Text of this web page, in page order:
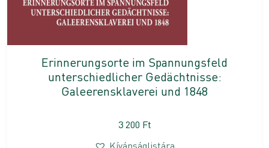
Erinnerungsorte im Spannungsfeld
unterschiedlicher Gedächtnisse:
Galeerensklaverei und 1848
3 200 Ft
Kívánságlistára